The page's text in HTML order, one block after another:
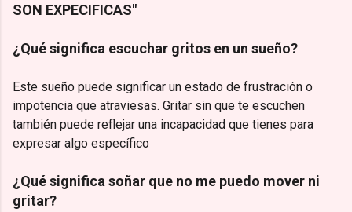
SON EXPECIFICAS"
¿Qué significa escuchar gritos en un sueño?
Este sueño puede significar un estado de frustración o
impotencia que atraviesas. Gritar sin que te escuchen
también puede reflejar una incapacidad que tienes para
expresar algo específico
¿Qué significa soñar que no me puedo mover ni
gritar?